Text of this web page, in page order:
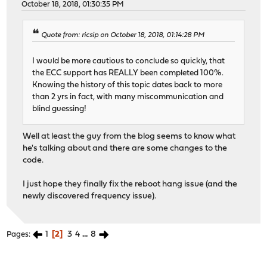
October 18, 2018, 01:30:35 PM
Quote from: ricsip on October 18, 2018, 01:14:28 PM
I would be more cautious to conclude so quickly, that
the ECC support has REALLY been completed 100%.
Knowing the history of this topic dates back to more
than 2 yrs in fact, with many miscommunication and
blind guessing!
Well at least the guy from the blog seems to know what
he's talking about and there are some changes to the
code.
I just hope they finally fix the reboot hang issue (and the
newly discovered frequency issue).
Pages 1 2 3 4 ... 8